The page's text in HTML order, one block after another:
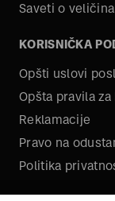
Saveti o
KORISNIČKA
Opšti uslovi
Opšta pravila
Reklamacije
Pravo na
Politika